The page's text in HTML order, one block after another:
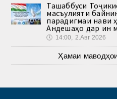
Ташаббуси
масъулияти
парадигмаи нави
Андешаҳо дар ин
🕔 14:00, 2.Авг 2026
Ҳамаи